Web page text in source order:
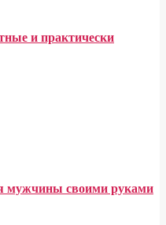
и практически
мужчины своими руками